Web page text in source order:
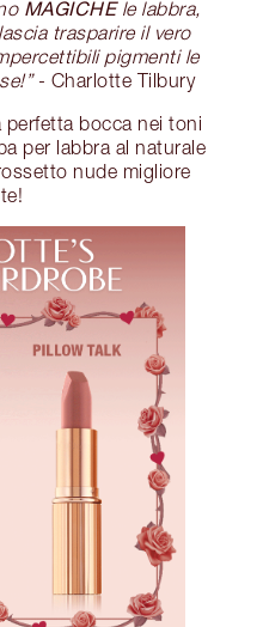
MAGICHEle labbra,
trasparire il vero
pigmenti le
- Charlotte Tilbury
bocca nei toni
per labbra al naturale
nude migliore